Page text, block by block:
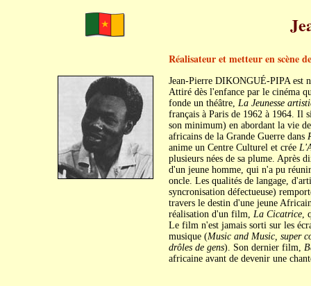
Réalisateur et metteur en scène
Jean-Pierre DIKONGUÉ-PIPA est
Attiré dès l'enfance par le cinéma
fonde un théâtre, La Jeunesse
français à Paris de 1962 à 1964. Il
son minimum) en abordant la vie
africains de la Grande Guerre dans
anime un Centre Culturel et crée
plusieurs nées de sa plume. Après
d'un jeune homme, qui n'a pu
oncle. Les qualités de langage,
syncronisation défectueuse)
travers le destin d'une jeune
réalisation d'un film, La Cicatrice,
Le film n'est jamais sorti sur les
musique (Music and Music, super
drôles de gens). Son dernier film,
africaine avant de devenir une